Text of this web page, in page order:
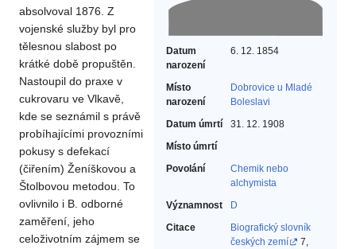
Datum
narození
6. 12. 1854
Místo
narození
Dobrovice u Mladé
Boleslavi
Datum úmrtí
31. 12. 1908
Místo úmrtí
Povolání
Chemik nebo
alchymista‎
Významnost
D
Citace
Biografický slovník
českých zemí
7,
absolvoval 1876. Z
vojenské služby byl pro
tělesnou slabost po
krátké době propuštěn.
Nastoupil do praxe v
cukrovaru ve Vlkavě,
kde se seznámil s právě
probíhajícími provozními
pokusy s defekací
(čiřením) Ženíškovou a
Štolbovou metodou. To
ovlivnilo i B. odborné
zaměření, jeho
celoživotním zájmem se